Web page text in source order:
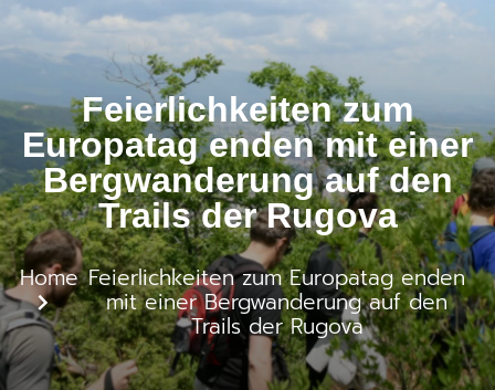
Feierlichkeiten zum
Europatag enden mit einer
Bergwanderung auf den
Trails der Rugova
Home Feierlichkeiten zum Europatag enden
mit einer Bergwanderung auf den
Trails der Rugova